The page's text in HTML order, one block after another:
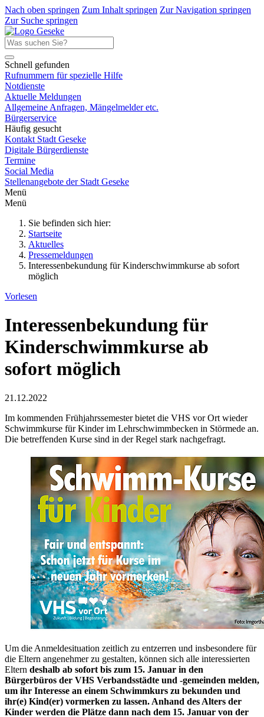
Nach oben springen Zum Inhalt springen Zur Navigation springen
Zur Suche springen
Schnell gefunden
Rufnummern für spezielle Hilfe
Notdienste
Aktuelle Meldungen
Allgemeine Anfragen, Mängelmelder etc.
Bürgerservice
Häufig gesucht
Kontakt Stadt Geseke
Digitale Bürgerdienste
Termine
Social Media
Stellenangebote der Stadt Geseke
Menü
Menü
Sie befinden sich hier:
Startseite
Aktuelles
Pressemeldungen
Interessenbekundung für Kinderschwimmkurse ab sofort
möglich
Vorlesen
Interessenbekundung für
Kinderschwimmkurse ab
sofort möglich
21.12.2022
Im kommenden Frühjahrssemester bietet die VHS vor Ort wieder
Schwimmkurse für Kinder im Lehrschwimmbecken in Störmede an.
Die betreffenden Kurse sind in der Regel stark nachgefragt.
Um die Anmeldesituation zeitlich zu entzerren und insbesondere für
die Eltern angenehmer zu gestalten, können sich alle interessierten
Eltern deshalb ab sofort bis zum 15. Januar in den
Bürgerbüros der VHS Verbandsstädte und -gemeinden melden,
um ihr Interesse an einem Schwimmkurs zu bekunden und
ihr(e) Kind(er) vormerken zu lassen. Anhand des Alters der
Kinder werden die Plätze dann nach dem 15. Januar von der